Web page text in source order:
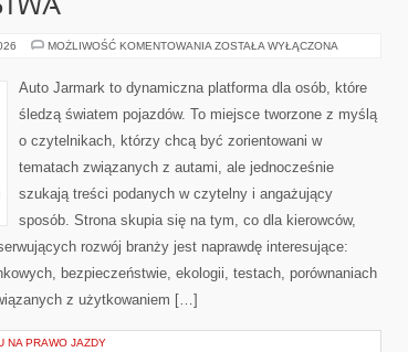
MOŻLIWOŚĆ KOMENTOWANIA FUZJE
ZOSTAŁA WYŁĄCZONA
Auto Jarmark to dynamiczna platforma dla osób, które
śledzą światem pojazdów. To miejsce tworzone z myślą
o czytelnikach, którzy chcą być zorientowani w
tematach związanych z autami, ale jednocześnie
szukają treści podanych w czytelny i angażujący
sposób. Strona skupia się na tym, co dla kierowców,
rozwój branży jest naprawdę interesujące:
bezpieczeństwie, ekologii, testach, porównaniach
z użytkowaniem […]
NA PRAWO JAZDY